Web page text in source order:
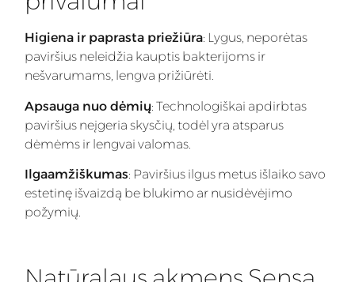
Higiena ir paprasta priežiūra: Lygus, neporėtas
paviršius neleidžia kauptis bakterijoms ir
nešvarumams, lengva prižiūrėti.
Apsauga nuo dėmių: Technologiškai apdirbtas
paviršius neįgeria skysčių, todėl yra atsparus
dėmėms ir lengvai valomas.
Ilgaamžiškumas: Paviršius ilgus metus išlaiko savo
estetinę išvaizdą be blukimo ar nusidėvėjimo
požymių.